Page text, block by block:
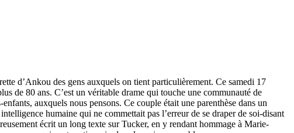
d’Ankou des gens auxquels on tient particulièrement. Ce samedi 17
de 80 ans. C’est un véritable drame qui touche une communauté de
auxquels nous pensons. Ce couple était une parenthèse dans un
humaine qui ne commettait pas l’erreur de se draper de soi-disant
écrit un long texte sur Tucker, en y rendant hommage à Marie-